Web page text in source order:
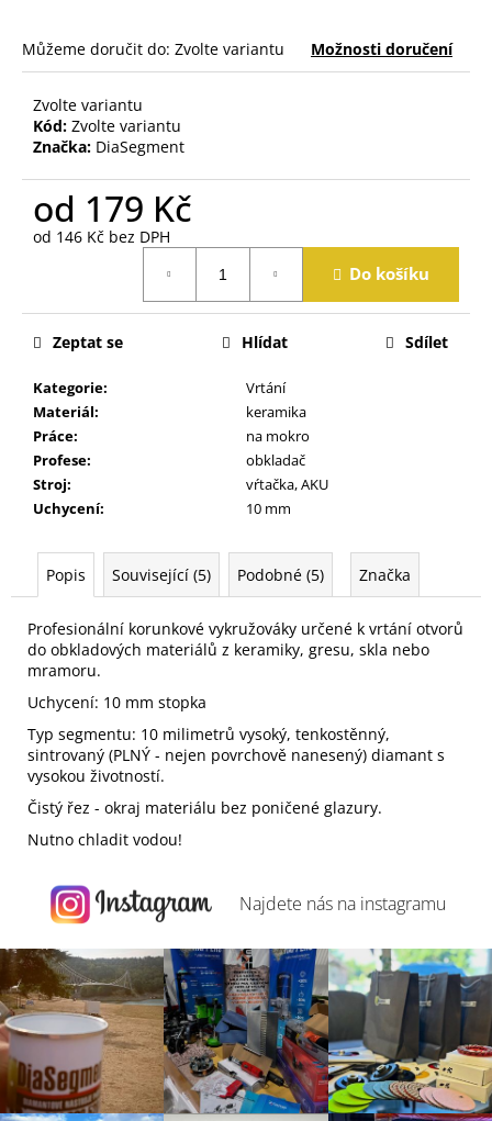
Můžeme doručit do: Zvolte variantu Možnosti doručení
Zvolte variantu
Kód: Zvolte variantu
Značka: DiaSegment
od 179 Kč
od 146 Kč bez DPH
Do košíku
Kategorie:
Vrtání
Materiál:
keramika
Práce:
na mokro
Profese:
obkladač
Stroj:
vŕtačka, AKU
Uchycení: 10 mm
Zeptat se Hlídat Sdílet
Popis Související (5) Podobné (5) Značka
Profesionální korunkové vykružováky určené k vrtání otvorů
do obkladových materiálů z keramiky, gresu, skla nebo
mramoru.
Uchycení: 10 mm stopka
Typ segmentu: 10 milimetrů vysoký, tenkostěnný,
sintrovaný (PLNÝ - nejen povrchově nanesený) diamant s
vysokou životností.
Čistý řez - okraj materiálu bez poničené glazury.
Nutno chladit vodou!
m
Najdete nás na instagramu